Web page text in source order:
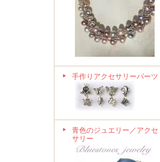
手作りアクセサリーパーツ
青色のジュエリー／アクセ
サリー